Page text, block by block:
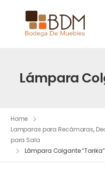
Lámpara
Home
Lamparas para Recámaras,
para Sala
Lámpara Colgante “Tarika”